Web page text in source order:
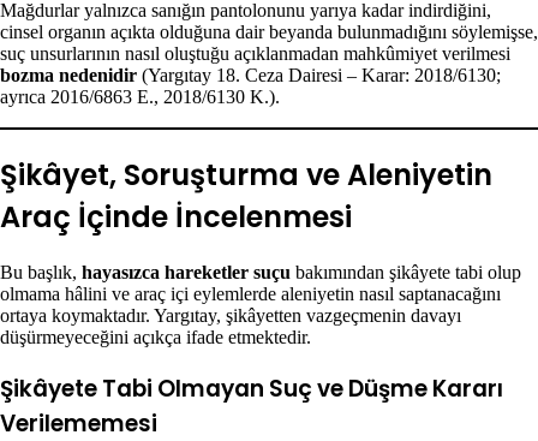
Mağdurlar yalnızca sanığın pantolonunu yarıya kadar indirdiğini,
cinsel organın açıkta olduğuna dair beyanda bulunmadığını söylemişse,
suç unsurlarının nasıl oluştuğu açıklanmadan mahkûmiyet verilmesi
bozma nedenidir (Yargıtay 18. Ceza Dairesi – Karar: 2018/6130;
ayrıca 2016/6863 E., 2018/6130 K.).
Şikâyet, Soruşturma ve Aleniyetin
Araç İçinde İncelenmesi
Bu başlık, hayasızca hareketler suçu bakımından şikâyete tabi olup
olmama hâlini ve araç içi eylemlerde aleniyetin nasıl saptanacağını
ortaya koymaktadır. Yargıtay, şikâyetten vazgeçmenin davayı
düşürmeyeceğini açıkça ifade etmektedir.
Şikâyete Tabi Olmayan Suç ve Düşme Kararı
Verilememesi